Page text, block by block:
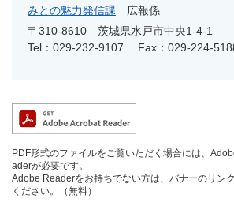
みとの魅力発信課
広報係
〒310-8610
茨城県水戸市中央1-4-1
Tel：029-232-9107
Fax：029-224-
PDF形式のファイルをご覧いただく場合には、
aderが必要です。
Adobe Readerをお持ちでない方は、バナーのリン
ください。（無料）